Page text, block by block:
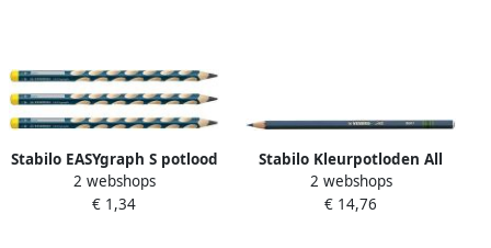
Stabilo EASYgraph S potlood
HB 3 15 mm voor
linkshandigen petrol
2 webshops
€ 1,34
Stabilo Kleurpotloden All
8041 blauw
2 webshops
€ 14,76